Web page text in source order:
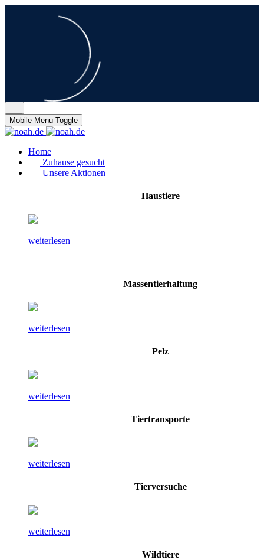
Mobile Menu Toggle
Home
Zuhause gesucht
Unsere Aktionen
Haustiere
weiterlesen
Massentierhaltung
weiterlesen
Pelz
weiterlesen
Tiertransporte
weiterlesen
Tierversuche
weiterlesen
Wildtiere